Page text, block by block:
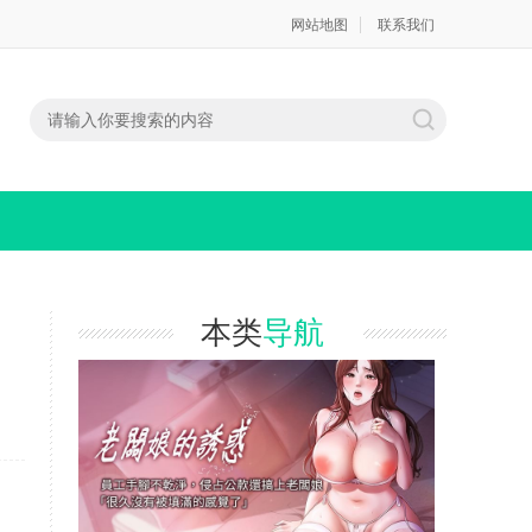
网站地图 联系我们
本类导航